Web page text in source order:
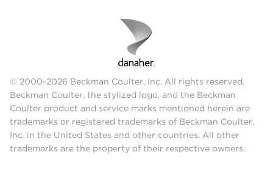
© 2000-2026 Beckman Coulter, Inc. All rights reserved.
Beckman Coulter, the stylized logo, and the Beckman
Coulter product and service marks mentioned herein are
trademarks or registered trademarks of Beckman Coulter,
Inc. in the United States and other countries. All other
trademarks are the property of their respective owners.